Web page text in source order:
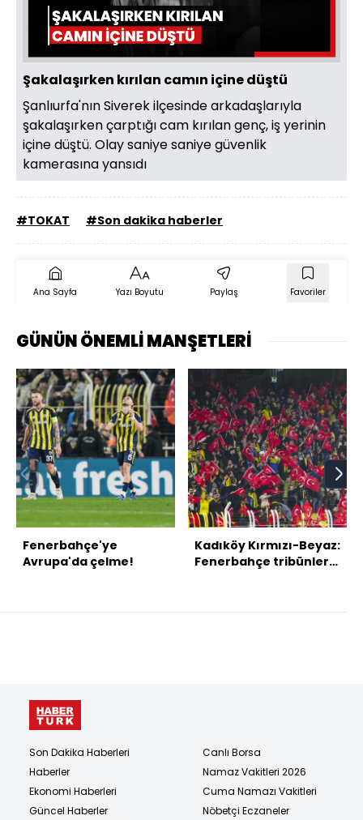
Oynat
Şakalaşırken kırılan camın içine düştü
Şanlıurfa'nın Siverek ilçesinde arkadaşlarıyla
şakalaşırken çarptığı cam kırılan genç, iş yerinin
içine düştü. Olay saniye saniye güvenlik
kamerasına yansıdı
#TOKAT #Son dakika haberler
Ana Sayfa Yazı Boyutu Paylaş Favoriler
GÜNÜN ÖNEMLİ MANŞETLERİ
Fenerbahçe'ye
Avrupa'da çelme!
Kadıköy Kırmızı-Beyaz:
Fenerbahçe tribünleri
Son Dakika Haberleri
Haberler
Ekonomi Haberleri
Güncel Haberler
Canlı Borsa
Namaz Vakitleri 2026
Cuma Namazı Vakitleri
Nöbetçi Eczaneler